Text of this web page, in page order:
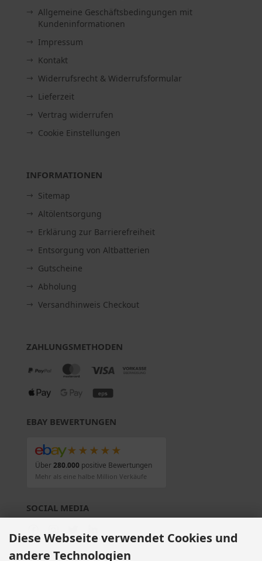
Allgemeine Geschäftsbedingungen mit
Kundeninformationen
Impressum
Kontakt
Widerrufsrecht & Widerrufsformular
Lieferzeit
Vertrag widerrufen
Cookie Einstellungen
INFORMATIONEN
Sitemap
Altölentsorgung
Erklärung zur Barrierefreiheit
Entsorgung von Altbatterien
Gutscheine
Abholung
Versandhinweis Checkout
ZAHLUNGSMETHODEN
EBAY BEWERTUNGEN
★★★★★
Über280.000positive Bewertungen
Mehr als eine halbe Million Verkäufe
SOCIAL MEDIA
Diese Webseite verwendet Cookies und
andere Technologien